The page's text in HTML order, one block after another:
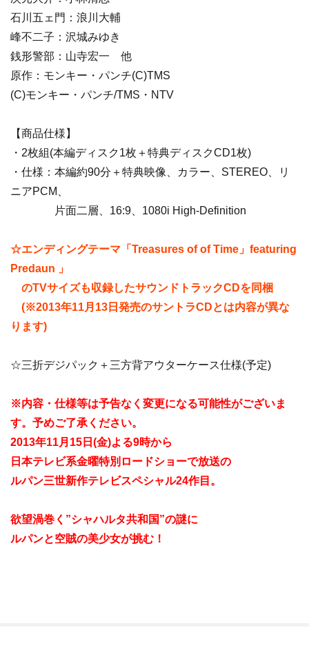
石川五ェ門：浪川大輔
峰不二子：沢城みゆき
銭形警部：山寺宏一 他
原作：モンキー・パンチ(C)TMS
(C)モンキー・パンチ/TMS・NTV
【商品仕様】
・2枚組(本編ディスク1枚＋特典ディスクCD1枚)
・仕様：本編約90分＋特典映像、カラー、STEREO、リ
ニアPCM、
片面二層、16:9、1080i High-Definition
☆エンディングテーマ「Treasures of of Time」featuring
Predaun 」
のTVサイズも収録したサウンドトラックCDを同梱
(※2013年11月13日発売のサントラCDとは内容が異な
ります)
☆三折デジパック＋三方背アウターケース仕様(予定)
※内容・仕様等は予告なく変更になる可能性がございま
す。予めご了承ください。
2013年11月15日(金)よる9時から
日本テレビ系金曜特別ロードショーで放送の
ルパン三世新作テレビスペシャル24作目。
欲望渦巻く”シャハルタ共和国”の謎に
ルパンと空賊の美少女が挑む！